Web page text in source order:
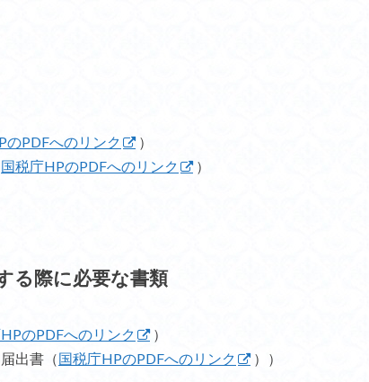
のPDFへのリンク
）
国税庁HPのPDFへのリンク ）
る際に必要な書類
のPDFへのリンク
）
出書（国税庁HPのPDFへのリンク ））